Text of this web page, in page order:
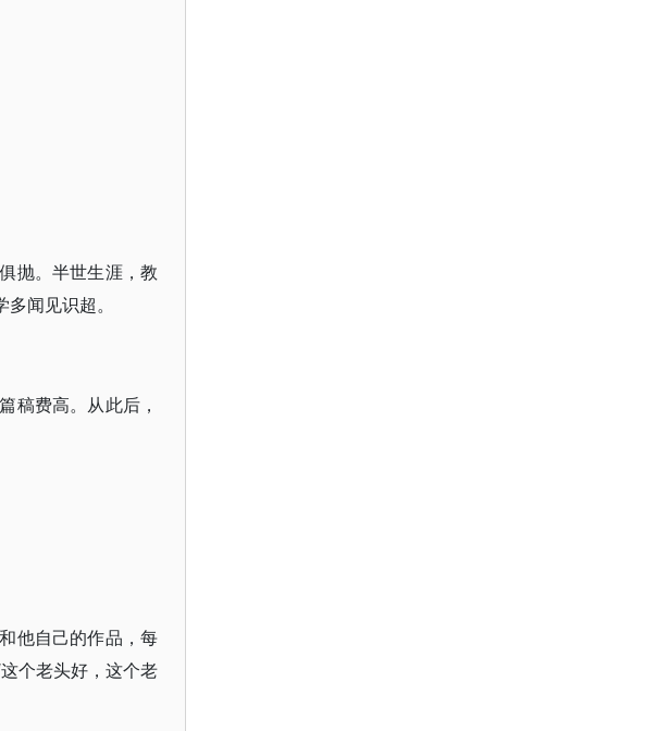
抛。半世生涯，教
闻见识超。
稿费高。从此后，
他自己的作品，每
个老头好，这个老